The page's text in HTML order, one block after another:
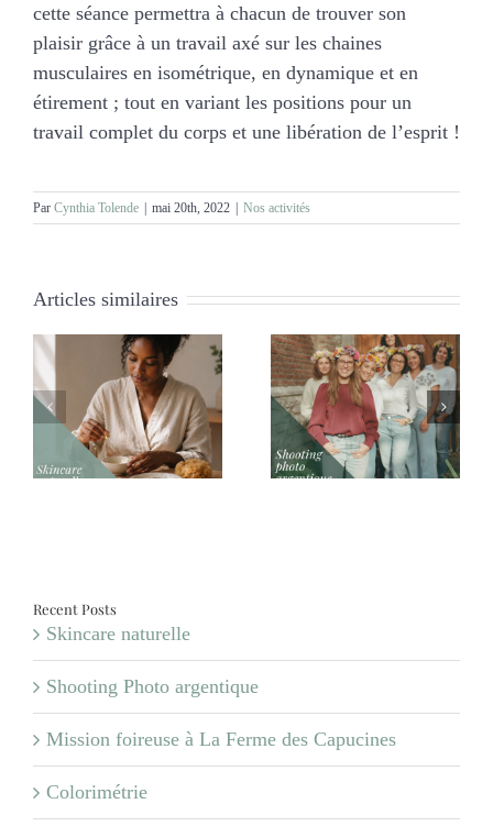
cette séance permettra à chacun de trouver son
plaisir grâce à un travail axé sur les chaines
musculaires en isométrique, en dynamique et en
étirement ; tout en variant les positions pour un
travail complet du corps et une libération de l’esprit !
Par Cynthia Tolende | mai 20th, 2022 | Nos activités
Articles similaires
Shooting Photo
argentique
Mission foireuse à La
Ferme des Capucines
Recent Posts
Skincare naturelle
Shooting Photo argentique
Mission foireuse à La Ferme des Capucines
Colorimétrie